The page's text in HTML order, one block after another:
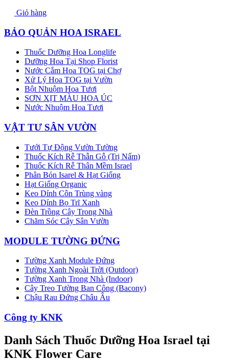
Giỏ hàng
BẢO QUẢN HOA ISRAEL
Thuốc Dưỡng Hoa Longlife
Dưỡng Hoa Tại Shop Florist
Nước Cắm Hoa TOG tại Chợ
Xử Lý Hoa TOG tại Vườn
Bột Nhuộm Hoa Tươi
SƠN XỊT MÀU HOA ÚC
Nước Nhuộm Hoa Tươi
VẬT TƯ SÂN VƯỜN
Tưới Tự Động Vườn Tường
Thuốc Kích Rễ Thẫn Gỗ (Trị Nấm)
Thuốc Kích Rễ Thân Mềm Israel
Phân Bón Isarel & Hạt Giống
Hạt Giống Organic
Keo Dính Côn Trùng vàng
Keo Dính Bọ Trĩ Xanh
Đèn Trồng Cây Trong Nhà
Chăm Sóc Cây Sân Vườn
MODULE TƯỜNG ĐỨNG
Tường Xanh Module Đứng
Tường Xanh Ngoài Trời (Outdoor)
Tường Xanh Trong Nhà (Indoor)
Cây Treo Tường Ban Công (Bacony)
Chậu Rau Đứng Châu Âu
Công ty KNK
Danh Sách Thuốc Dưỡng Hoa Israel tại
KNK Flower Care